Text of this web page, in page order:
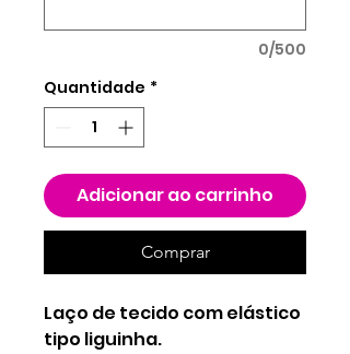
0/500
Quantidade *
Adicionar ao carrinho
Comprar
Laço de tecido com elástico
tipo liguinha.